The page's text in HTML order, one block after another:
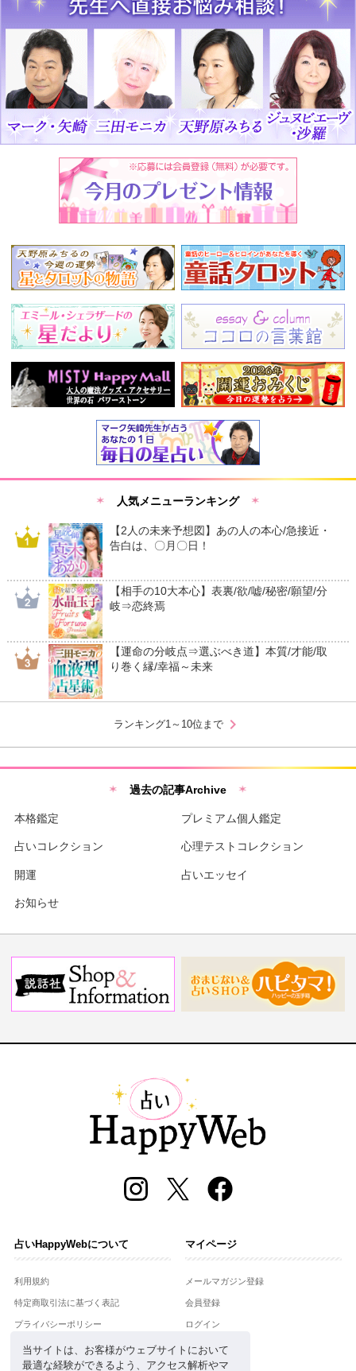
当サイトは、お客様がウェブサイトにおいて
最適な経験ができるよう、アクセス解析やマ
人気メニューランキング
【2人の未来予想図】あの人の本心/急接近・
告白は、〇月〇日！
【相手の10大本心】表裏/欲/嘘/秘密/願望/分
岐⇒恋終焉
【運命の分岐点⇒選ぶべき道】本質/才能/取
り巻く縁/幸福～未来
ランキング1～10位まで chevron_right
過去の記事Archive
本格鑑定 プレミアム個人鑑定
占いコレクション 心理テストコレクション
開運 占いエッセイ
お知らせ
占いHappyWebについて
利用規約
特定商取引法に基づく表記
プライバシーポリシー
運営会社
お問合せ
マイページ
メールマガジン登録
会員登録
ログイン